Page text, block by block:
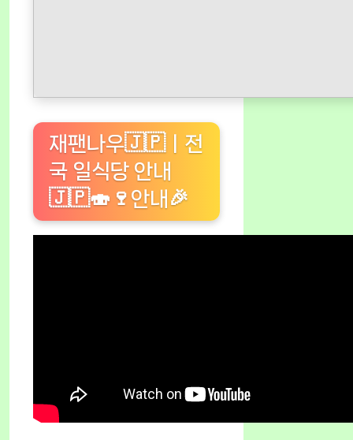
재팬나우🇯🇵ㅣ전
국 일식당 안내
🇯🇵🍣🍷안내🎉